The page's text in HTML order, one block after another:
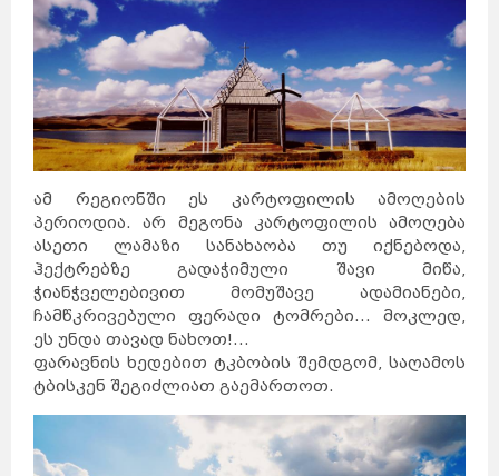
ამ რეგიონში ეს კარტოფილის ამოღების
პერიოდია. არ მეგონა კარტოფილის ამოღება
ასეთი ლამაზი სანახაობა თუ იქნებოდა,
ჰექტრებზე გადაჭიმული შავი მიწა,
ჭიანჭველებივით მომუშავე ადამიანები,
ჩამწკრივებული ფერადი ტომრები... მოკლედ,
ეს უნდა თავად ნახოთ!...
ფარავნის ხედებით ტკბობის შემდგომ, საღამოს
ტბისკენ შეგიძლიათ გაემართოთ.